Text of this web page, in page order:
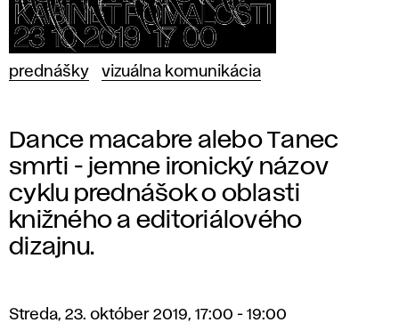
prednášky vizuálna komunikácia
Dance macabre alebo Tanec
smrti - jemne ironický názov
cyklu prednášok o oblasti
knižného a editoriálového
dizajnu.
Streda, 23. október 2019, 17:00 - 19:00